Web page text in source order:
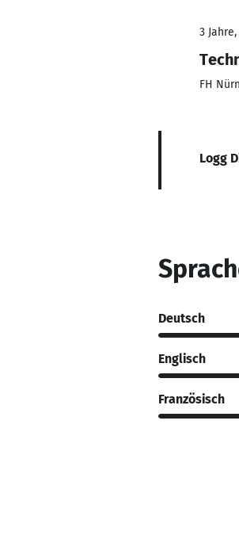
3
FH
Logg
Deutsch
Englisch
Französisch